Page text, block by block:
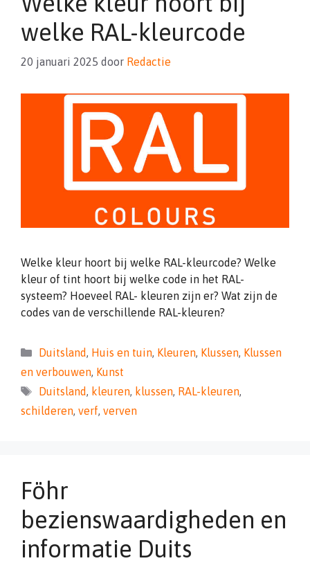
welke RAL-kleurcode
20 januari 2025 door Redactie
Welke kleur hoort bij welke RAL-kleurcode? Welke
kleur of tint hoort bij welke code in het RAL-
systeem? Hoeveel RAL- kleuren zijn er? Wat zijn de
codes van de verschillende RAL-kleuren?
Categorieën
Duitsland, Huis en tuin, Kleuren, Klussen, Klussen
en verbouwen, Kunst
Tags
Duitsland, kleuren, klussen, RAL-kleuren,
schilderen, verf, verven
Föhr
bezienswaardigheden en
informatie Duits